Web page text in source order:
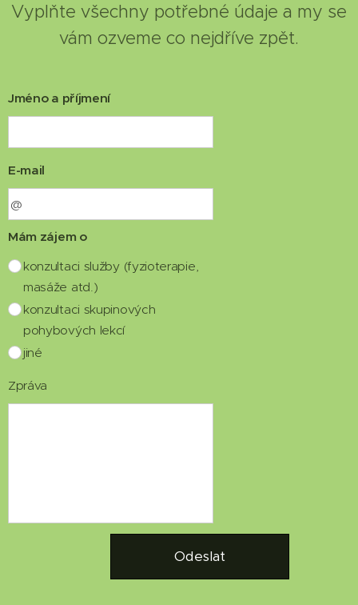
Vyplňte všechny potřebné údaje a my se
vám ozveme co nejdříve zpět.
Jméno a příjmení
E-mail
Mám zájem o
konzultaci služby (fyzioterapie,
masáže atd.)
konzultaci skupinových
pohybových lekcí
jiné
Zpráva
Odeslat